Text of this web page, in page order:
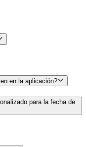
en la aplicación?
para la fecha de